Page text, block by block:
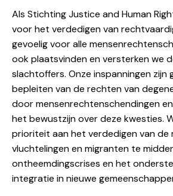
Als Stichting Justice and Human
voor het verdedigen van
gevoelig voor alle
ook plaatsvinden en versterken we
slachtoffers. Onze inspanningen zijn
bepleiten van de rechten van
door mensenrechtenschendingen
het bewustzijn over deze kwesties.
prioriteit aan het verdedigen van de
vluchtelingen en migranten te
ontheemdingscrises en het
integratie in nieuwe